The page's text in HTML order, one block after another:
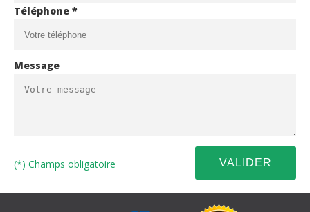
Téléphone *
Message
(*) Champs obligatoire